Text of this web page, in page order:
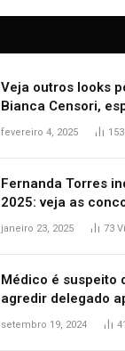
Veja outros looks
Bianca Censori,
West que apareceu
fevereiro 4, 2025 153
Fernanda Torres
2025: veja as
brasileira a melhor
janeiro 23, 2025 73
Médico é suspeito
agredir delegado
durante confusão
setembro 19, 2024 41